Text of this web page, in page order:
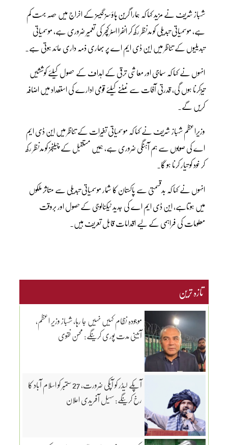
شہباز شریف نے مزید کہا کہ ہمارا گرین ہاؤسز گیسز کے اخراج میں حصہ بہت کم
ہے، موسمیاتی تبدیلی کو مدنظر رکھ کر انفرا اسٹرکچر کی تعمیر ضروری ہے، موسمیاتی
تبدیلیوں کے تناظر میں این ڈی ایم اے پر بھاری ذمہ داری عائد ہوتی ہے۔
انہوں نے کہا کہ سماجی اور معاشی ترقی کے اہداف کے حصول کیلئے کوششیں
تیزکرنا ہوں گی، قدرتی آفات سے نمٹنے کیلئے قومی ادارے کی استعداد میں اضافہ
کریں گے۔
وزیراعظم شہباز شریف نے کہا کہ موسمیاتی تغیرات کے تناظر میں این ڈی ایم
اے کی صوبوں سے ہم آہنگی ضروری ہے، ہمیں مستقبل کے چیلنجز کو مدنظر رکھ
کر خود کو تیار کرنا ہو گا۔
انہوں نے کہا کہ بدقسمتی سے پاکستان کا شمار موسمیاتی تبدیلی سے متاثر ملکوں
میں ہوتاہے، این ڈی ایم اے کی جدید ٹیکنالوجی کےحصول اور بروقت
معلومات کی فراہمی کے لیے اقدامات قابل تعریف ہیں۔
تازہ ترین
موجودہ نظام کہیں نہیں جا رہا، شہباز وزیر اعظم،
آئینی مدت پوری کرینگے: محسن نقوی
آپکے لیڈر کو آپکی ضرورت، 27 ستمبر کو اسلام آباد کا
رخ کرینگے: سہیل آفریدی اعلان